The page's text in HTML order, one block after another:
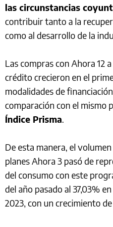
las circunstancias
contribuir tanto a la
como al desarrollo de la
Las compras con Ahora 12
crédito crecieron en el
modalidades de
comparación con el mismo
Índice Prisma.
De esta manera, el
planes Ahora 3 pasó de
del consumo con este
del año pasado al 37,03%
2023, con un crecimiento